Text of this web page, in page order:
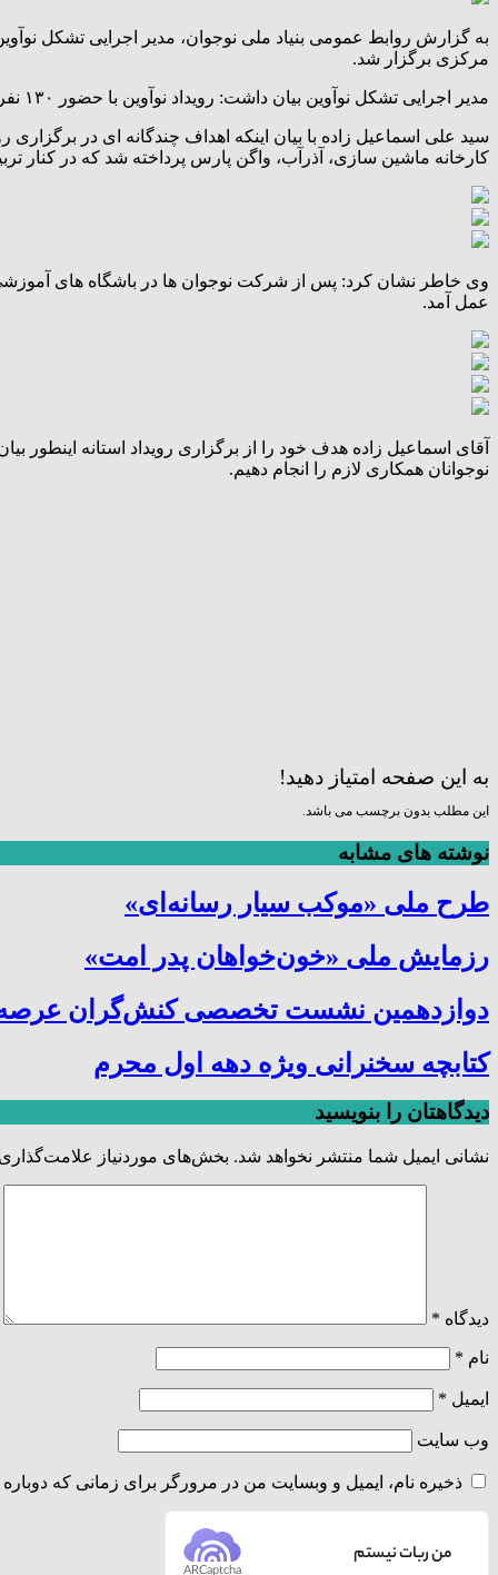
به گزارش روابط عمومی بنیاد ملی نوجوان، مدیر اجرایی تشکل
مرکزی برگزار شد.
مدیر اجرایی تشکل نوآوین بیان داشت: رویداد نوآوین با حضور ۱۳۰ نفر دانش آموزان منتخب از شهرهای اراک، محلات، خمین، مالیجرد، تفرش در دانشگاه صنعتی اراک برگزار شد.
سید علی اسماعیل زاده با بیان اینکه اهداف چندگانه ای در برگزاری
کارخانه ماشین سازی، آذرآب، واگن پارس پرداخته شد که در کنار
وی خاطر نشان کرد: پس از شرکت نوجوان ها در باشگاه های آموزشی
عمل آمد.
آقای اسماعیل زاده هدف خود را از برگزاری رویداد استانه اینطور
نوجوانان همکاری لازم را انجام دهیم.
به این صفحه امتیاز دهید!
این مطلب بدون برچسب می باشد.
نوشته های مشابه
طرح ملی «موکب سیار رسانه‌ای»
رزمایش ملی «خون‌خواهان پدر امت»
دوازدهمین نشست تخصصی کنش‌گران عرصه
کتابچه سخنرانی ویژه دهه اول محرم
دیدگاهتان را بنویسید
نشانی ایمیل شما منتشر نخواهد شد. بخش‌های موردنیاز
دیدگاه *
نام *
ایمیل *
وب‌ سایت
ذخیره نام، ایمیل و وبسایت من در مرورگر برای زمانی که
من ربات نیستم